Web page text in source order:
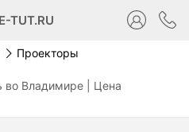
TUT.RU
Проекторы
во Владимире | Цена